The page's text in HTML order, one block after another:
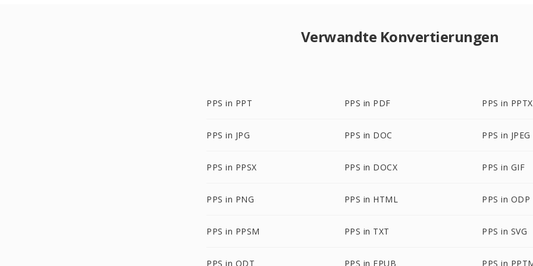
Verwandte Konvertierungen
PPS in PPT PPS in PDF PPS in PPTX
PPS in JPG PPS in DOC PPS in JPEG
PPS in PPSX PPS in DOCX PPS in GIF
PPS in PNG PPS in HTML PPS in ODP
PPS in PPSM PPS in TXT PPS in SVG
PPS in ODT PPS in EPUB PPS in